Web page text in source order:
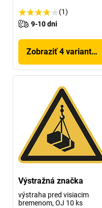
(1)
9-10 dni
Zobraziť 4 variantov
Výstražná značka
výstraha pred visiacim
bremenom, OJ 10 ks